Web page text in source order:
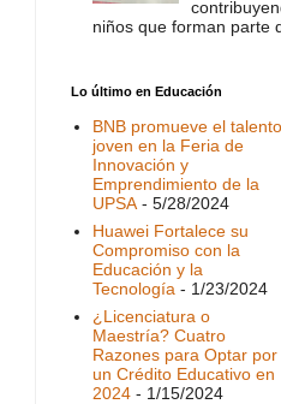
niños que forman parte
Lo último en Educación
BNB promueve el talento
joven en la Feria de
Innovación y
Emprendimiento de la
UPSA- 5/28/2024
Huawei Fortalece su
Compromiso con la
Educación y la
Tecnología - 1/23/2024
¿Licenciatura o
Maestría? Cuatro
Razones para Optar por
un Crédito Educativo en
2024- 1/15/2024